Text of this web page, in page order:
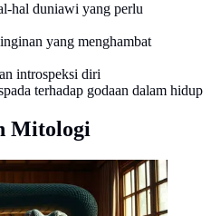
hal duniawi yang perlu
yang menghambat
introspeksi diri
terhadap godaan dalam hidup
Mitologi